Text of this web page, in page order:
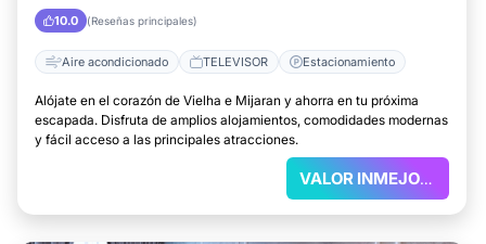
10.0 (Reseñas principales)
Aire acondicionado TELEVISOR Estacionamiento
Alójate en el corazón de Vielha e Mijaran y ahorra en tu próxima
escapada. Disfruta de amplios alojamientos, comodidades modernas
y fácil acceso a las principales atracciones.
VALOR INMEJORABLE